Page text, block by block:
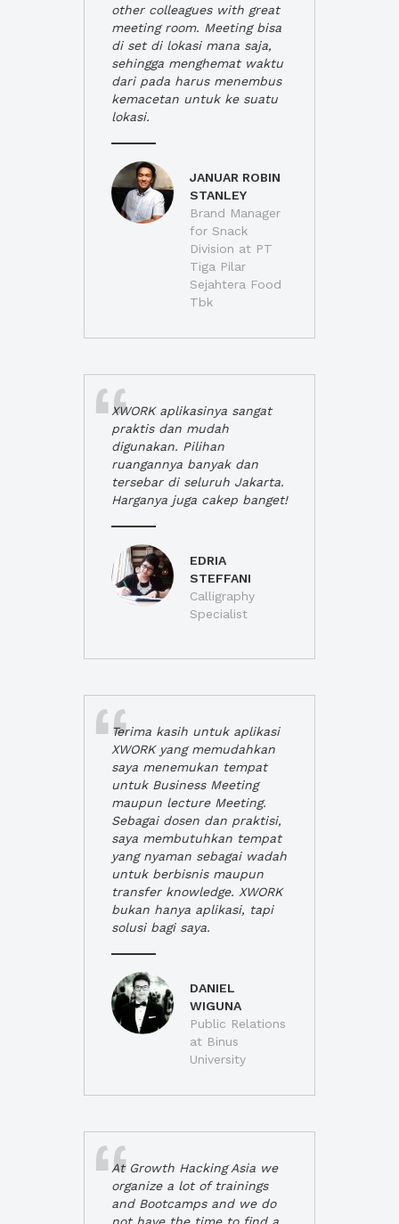
other colleagues with great
meeting room. Meeting bisa
di set di lokasi mana saja,
sehingga menghemat waktu
dari pada harus menembus
kemacetan untuk ke suatu
lokasi.
JANUAR ROBIN
STANLEY
Brand Manager
for Snack
Division at PT
Tiga Pilar
Sejahtera Food
Tbk
XWORK aplikasinya sangat
praktis dan mudah
digunakan. Pilihan
ruangannya banyak dan
tersebar di seluruh Jakarta.
Harganya juga cakep banget!
EDRIA
STEFFANI
Calligraphy
Specialist
Terima kasih untuk aplikasi
XWORK yang memudahkan
saya menemukan tempat
untuk Business Meeting
maupun lecture Meeting.
Sebagai dosen dan praktisi,
saya membutuhkan tempat
yang nyaman sebagai wadah
untuk berbisnis maupun
transfer knowledge. XWORK
bukan hanya aplikasi, tapi
solusi bagi saya.
DANIEL
WIGUNA
Public Relations
at Binus
University
At Growth Hacking Asia we
organize a lot of trainings
and Bootcamps and we do